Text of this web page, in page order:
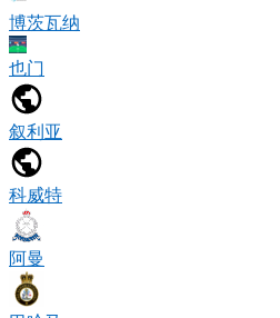
博茨瓦纳
也门
叙利亚
科威特
阿曼